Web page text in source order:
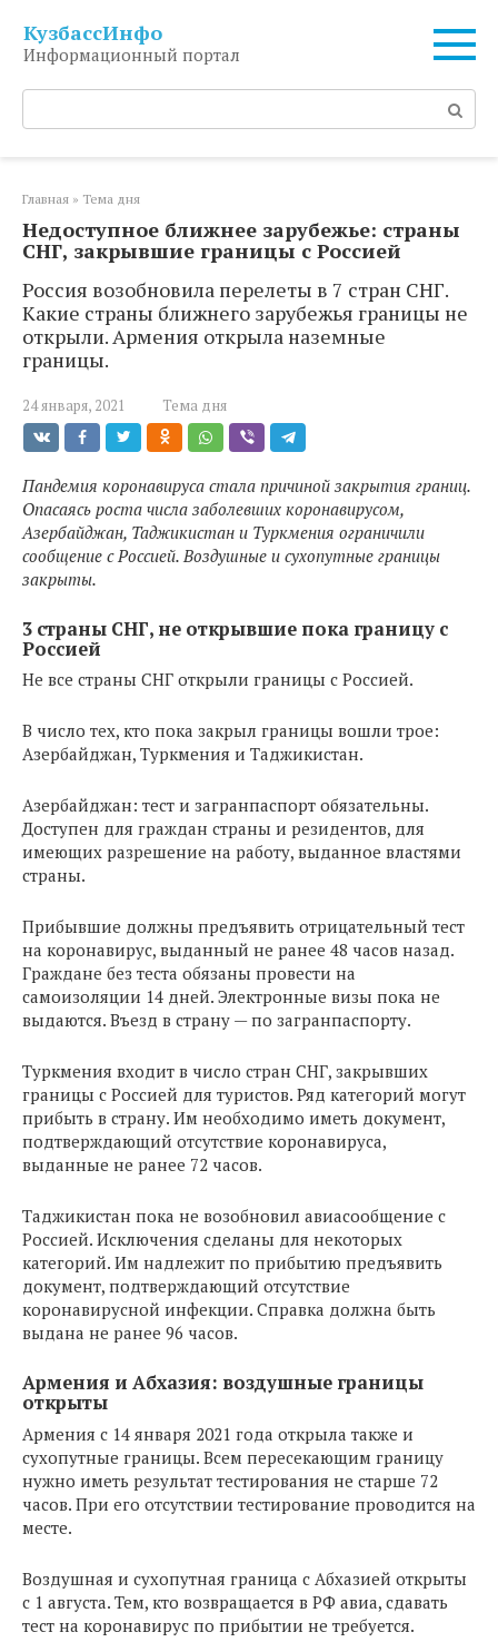
контенту
КузбассИнфо
Информационный портал
Поиск:
Главная » Тема дня
Недоступное ближнее зарубежье: страны
СНГ, закрывшие границы с Россией
Россия возобновила перелеты в 7 стран СНГ.
Какие страны ближнего зарубежья границы не
открыли. Армения открыла наземные
границы.
24 января, 2021 Тема дня
Пандемия коронавируса стала причиной закрытия границ.
Опасаясь роста числа заболевших коронавирусом,
Азербайджан, Таджикистан и Туркмения ограничили
сообщение с Россией. Воздушные и сухопутные границы
закрыты.
3 страны СНГ, не открывшие пока границу с
Россией
Не все страны СНГ открыли границы с Россией.
В число тех, кто пока закрыл границы вошли трое:
Азербайджан, Туркмения и Таджикистан.
Азербайджан: тест и загранпаспорт обязательны.
Доступен для граждан страны и резидентов, для
имеющих разрешение на работу, выданное властями
страны.
Прибывшие должны предъявить отрицательный тест
на коронавирус, выданный не ранее 48 часов назад.
Граждане без теста обязаны провести на
самоизоляции 14 дней. Электронные визы пока не
выдаются. Въезд в страну — по загранпаспорту.
Туркмения входит в число стран СНГ, закрывших
границы с Россией для туристов. Ряд категорий могут
прибыть в страну. Им необходимо иметь документ,
подтверждающий отсутствие коронавируса,
выданные не ранее 72 часов.
Таджикистан пока не возобновил авиасообщение с
Россией. Исключения сделаны для некоторых
категорий. Им надлежит по прибытию предъявить
документ, подтверждающий отсутствие
коронавирусной инфекции. Справка должна быть
выдана не ранее 96 часов.
Армения и Абхазия: воздушные границы
открыты
Армения с 14 января 2021 года открыла также и
сухопутные границы. Всем пересекающим границу
нужно иметь результат тестирования не старше 72
часов. При его отсутствии тестирование проводится на
месте.
Воздушная и сухопутная граница с Абхазией открыты
с 1 августа. Тем, кто возвращается в РФ авиа, сдавать
тест на коронавирус по прибытии не требуется.